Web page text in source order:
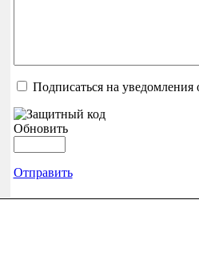
Подписаться на
Обновить
Отправить